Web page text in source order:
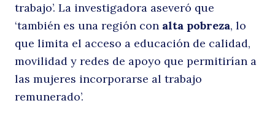
trabajo’. La investigadora aseveró que
‘también es una región con alta pobreza, lo
que limita el acceso a educación de calidad,
movilidad y redes de apoyo que permitirían a
las mujeres incorporarse al trabajo
remunerado’.